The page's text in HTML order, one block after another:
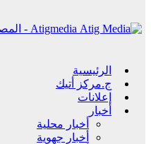
Atigmedia - المصداقية والدقة في الخبر
الرئيسية
ج.مركز أتيك
إعلانات
أخبار
أخبار محلية
أخبار جهوية